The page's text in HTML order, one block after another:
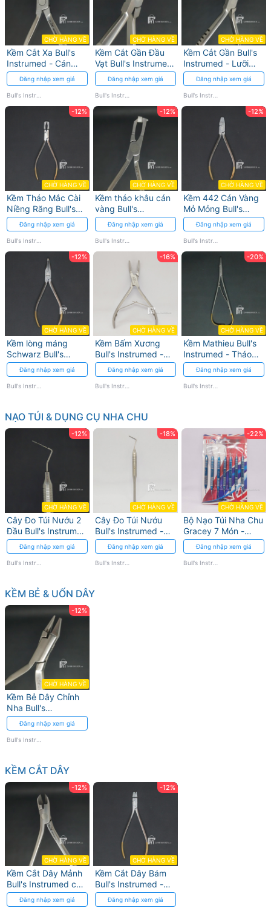
CHỜ HÀNG VỀ
Kềm Cắt Xa Bull's
Instrumed - Cán
Vàng cho Chỉnh Nha
Đăng nhập xem giá
CHỜ HÀNG VỀ
Kềm Cắt Gần Đầu
Vạt Bull's Instrumed
cho Chỉnh Nha
Đăng nhập xem giá
Bull's Instrumed
CHỜ HÀNG VỀ
Kềm Cắt Gần Bull's
Instrumed - Lưỡi
Thép Không Gỉ
Đăng nhập xem giá
Bull's Instrumed
-12%
CHỜ HÀNG VỀ
Kềm Tháo Mắc Cài
Niềng Răng Bull's
Instrumed - Thép
Không Gỉ
Đăng nhập xem giá
-12%
CHỜ HÀNG VỀ
Kềm tháo khâu cán
vàng Bull's
Instrumed cho chỉnh
nha
Đăng nhập xem giá
Bull's Instrumed
-12%
CHỜ HÀNG VỀ
Kềm 442 Cán Vàng
Mỏ Mỏng Bull's
Instrumed cho
Chỉnh Nha
Đăng nhập xem giá
Bull's Instrumed
-12%
CHỜ HÀNG VỀ
Kềm lòng máng
Schwarz Bull's
Instrumed - Thép
không gỉ
Đăng nhập xem giá
-16%
CHỜ HÀNG VỀ
Kềm Bấm Xương
Bull's Instrumed -
Dụng cụ tháo mắc
cài với độ chính xác
cao
Đăng nhập xem giá
Bull's Instrumed
-20%
CHỜ HÀNG VỀ
Kềm Mathieu Bull's
Instrumed - Tháo
mắc cài và khâu
chính xác
Đăng nhập xem giá
Bull's Instrumed
NẠO TÚI & DỤNG CỤ NHA CHU
-12%
CHỜ HÀNG VỀ
Cây Đo Túi Nướu 2
Đầu Bull's Instrumed
với Vạch Đo Rõ
Ràng
Đăng nhập xem giá
-18%
CHỜ HÀNG VỀ
Cây Đo Túi Nướu
Bull's Instrumed -
Độ Chính Xác Cao
Đăng nhập xem giá
Bull's Instrumed
-22%
CHỜ HÀNG VỀ
Bộ Nạo Túi Nha Chu
Gracey 7 Món -
Dụng cụ chính xác
cao
Đăng nhập xem giá
Bull's Instrumed
KỀM BẺ & UỐN DÂY
-12%
CHỜ HÀNG VỀ
Kềm Bẻ Dây Chỉnh
Nha Bull's
Instrumed Đầu Tròn
và Vuông
Đăng nhập xem giá
KỀM CẮT DÂY
-12%
CHỜ HÀNG VỀ
Kềm Cắt Dây Mảnh
Bull's Instrumed cho
Chỉnh Nha
Đăng nhập xem giá
-12%
CHỜ HÀNG VỀ
Kềm Cắt Dây Bám
Bull's Instrumed -
Thép Không Gỉ
Đăng nhập xem giá